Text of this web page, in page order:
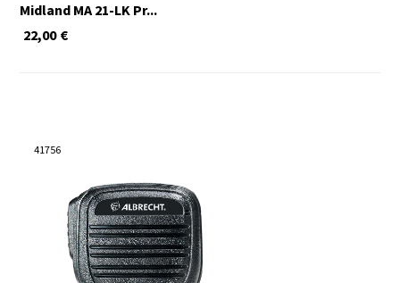
Midland MA 21-LK Pr...
€
22,00
41756